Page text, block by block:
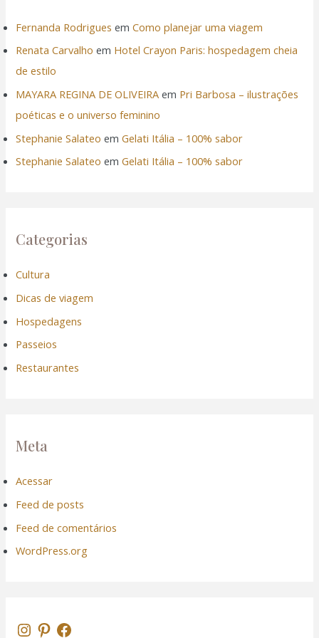
Fernanda Rodrigues emComo planejar uma viagem
Renata Carvalho em Hotel Crayon Paris: hospedagem cheia
de estilo
MAYARA REGINA DE OLIVEIRA em Pri Barbosa – ilustrações
poéticas e o universo feminino
Stephanie Salateo emGelati Itália – 100% sabor
Stephanie Salateo emGelati Itália – 100% sabor
Categorias
Cultura
Dicas de viagem
Hospedagens
Passeios
Restaurantes
Meta
Acessar
Feed de posts
Feed de comentários
WordPress.org